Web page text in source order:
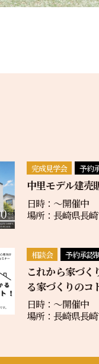
完成見学会 予約
中里モデル建売
日時：〜開催中
場所：長崎県長
相談会 予約承認
これから家づく
る家づくりのコ
日時：〜開催中
場所：長崎県長